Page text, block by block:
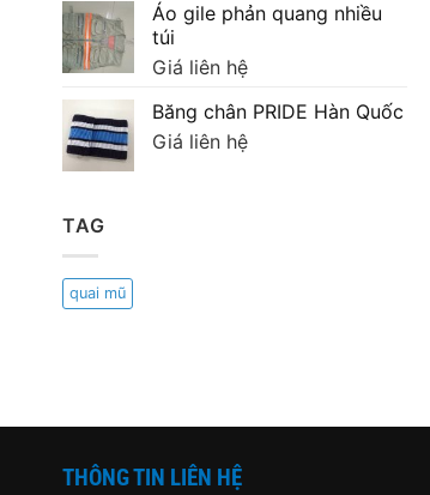
90,000 ₫. là:
Áo gile phản quang nhiều
túi
Giá liên hệ
Băng chân PRIDE Hàn Quốc
Giá liên hệ
TAG
quai mũ